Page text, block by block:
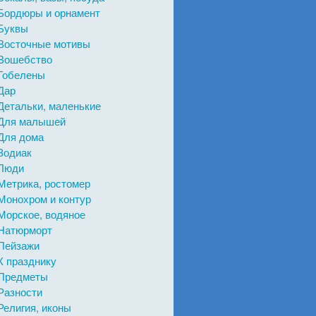
и орнамент
мотивы
маленькие
малышей
дома
ростомер
и контур
водяное
празднику
иконы